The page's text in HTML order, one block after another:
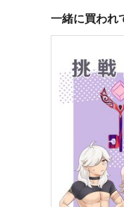
一緒に買われ